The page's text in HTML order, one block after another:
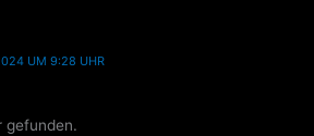
UM 9:28 UHR
gefunden.